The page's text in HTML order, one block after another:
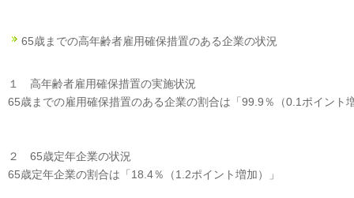
65歳までの高年齢者雇用確保措置のある企業の状況
１ 高年齢者雇用確保措置の実施状況
65歳までの雇用確保措置のある企業の割合は「99.9％（0.1ポイント
２ 65歳定年企業の状況
65歳定年企業の割合は「18.4％（1.2ポイント増加）」